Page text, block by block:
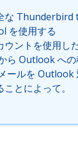
な
を使用する
ウントを使用し
Outlook への
ールを Outlook
とによって。